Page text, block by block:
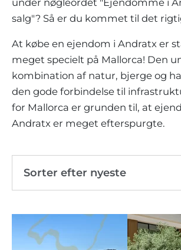
VINGÅRD
BOLIGSØGNING PÅ MALLORCA
LIVE VIDEO TOUR
SKATTER OG
ENERGICERTIFIKAT
FAQ
EJENDOMSMÆGLERE PORTALS
KUNDEUDTALELSER
NYHEDER
UAFHÆNGIG EJENDOMSMÆGLER
CONTACT
REGION ANDRATX
REGION SANTA PONSA
REGION PORTALS
MALLORCA LIFESTYLE
KULINARISK MALLORCA
SHOPPING PÅ MALLORCA
FRITIDSAKTIVITETER PÅ
SKOLER PÅ MALLORCA
CHRISTIE'S REAL ESTATE
KONTAKT
under nøgleordet "Ejendomme i
salg"? Så er du kommet til det
At købe en ejendom i Andratx er
meget specielt på Mallorca! Den
kombination af natur, bjerge og
den gode forbindelse til
for Mallorca er grunden til, at
Andratx er meget efterspurgte.
Sorter efter nyeste
Pris faldende